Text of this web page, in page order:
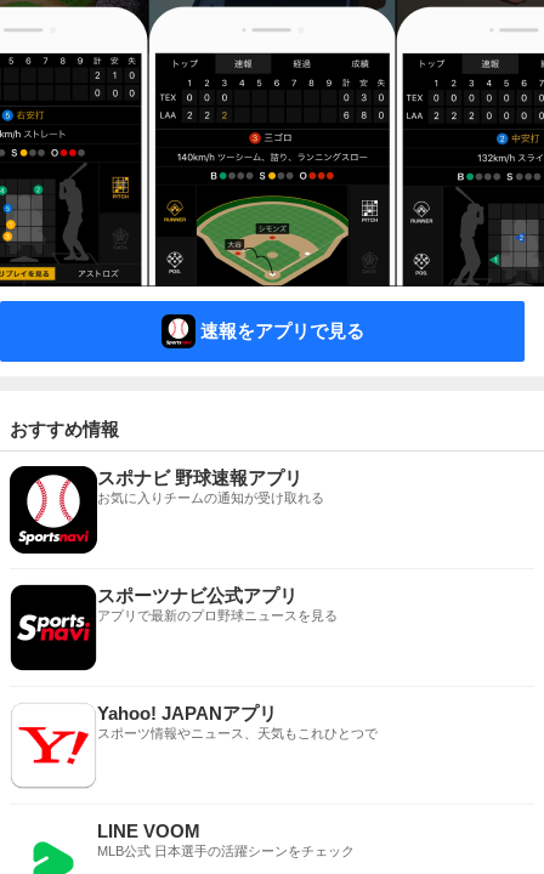
速報をアプリで見る
おすすめ情報
スポナビ 野球速報アプリ
お気に入りチームの通知が受け取れる
スポーツナビ公式アプリ
アプリで最新のプロ野球ニュースを見る
Yahoo! JAPANアプリ
スポーツ情報やニュース、天気もこれひとつで
LINE VOOM
MLB公式 日本選手の活躍シーンをチェック